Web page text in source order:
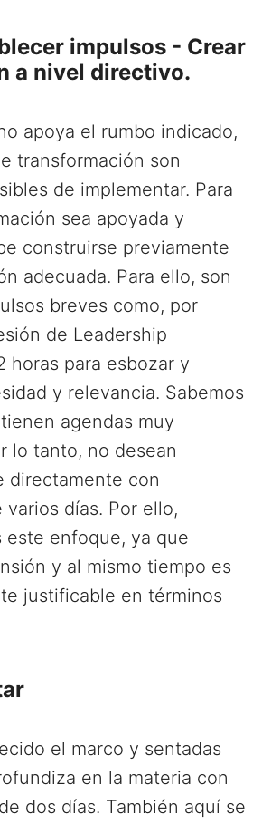
impulsos - Crear
a nivel directivo.
apoya el rumbo indicado,
transformación son
de implementar. Para
sea apoyada y
construirse previamente
adecuada. Para ello, son
breves como, por
de Leadership
horas para esbozar y
y relevancia. Sabemos
agendas muy
lo tanto, no desean
directamente con
días. Por ello,
este enfoque, ya que
y al mismo tiempo es
justificable en términos
el marco y sentadas
en la materia con
dos días. También aquí se